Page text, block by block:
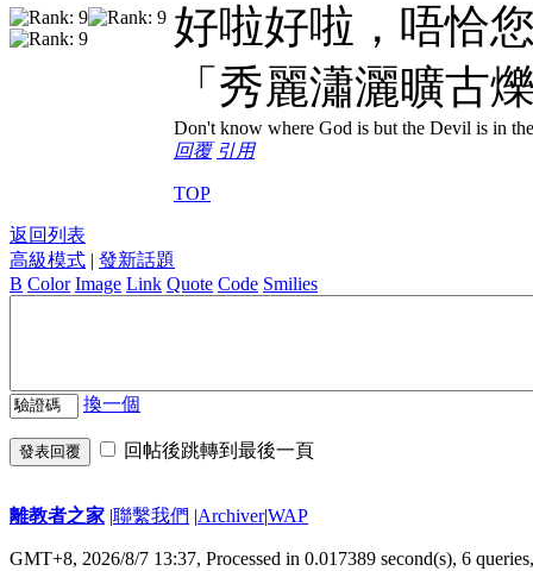
好啦好啦，唔恰
「秀麗瀟灑曠古
Don't know where God is but the Devil is in
回覆 引用
TOP
返回列表
高級模式 | 發新話題
B Color Image Link Quote Code Smilies
換一個
發表回覆 回帖後跳轉到最後一頁
離教者之家 |聯繫我們 |Archiver|WAP
GMT+8, 2026/8/7 13:37, Processed in 0.017389 second(s), 6